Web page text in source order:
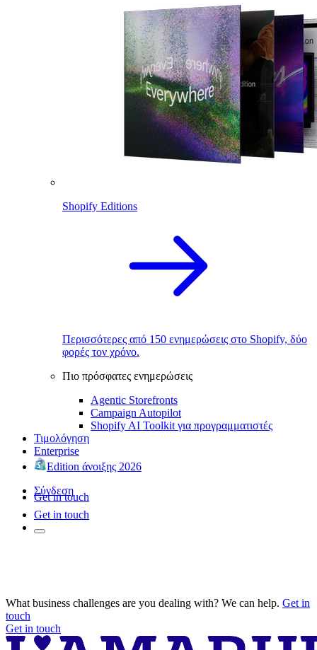
Shopify Editions
Περισσότερες από 150 ενημερώσεις στο Shopify, δύο
φορές τον χρόνο.
Πιο πρόσφατες ενημερώσεις
Agentic Storefronts
Campaign Autopilot
Shopify AI Toolkit για προγραμματιστές
Τιμολόγηση
Enterprise
Edition άνοιξης 2026
Σύνδεση
Get in touch
Get in touch
What business challenges are you dealing with? We can help. Get in
touch
Get in touch